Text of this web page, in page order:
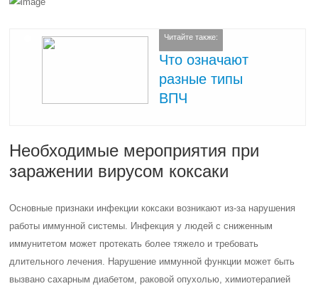
Читайте также:
Что означают
разные типы
ВПЧ
Необходимые мероприятия при
заражении вирусом коксаки
Основные признаки инфекции коксаки возникают из-за нарушения
работы иммунной системы. Инфекция у людей с сниженным
иммунитетом может протекать более тяжело и требовать
длительного лечения. Нарушение иммунной функции может быть
вызвано сахарным диабетом, раковой опухолью, химиотерапией